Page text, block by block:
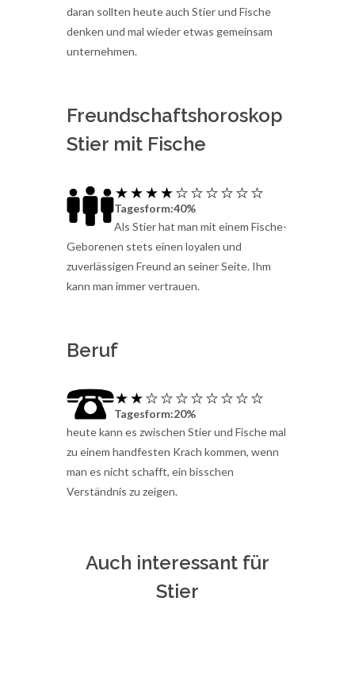
daran sollten heute auch Stier und Fische
denken und mal wieder etwas gemeinsam
unternehmen.
Freundschaftshoroskop
Stier mit Fische
Tagesform:40%
Als Stier hat man mit einem Fische-
Geborenen stets einen loyalen und
zuverlässigen Freund an seiner Seite. Ihm
kann man immer vertrauen.
Beruf
Tagesform:20%
heute kann es zwischen Stier und Fische mal
zu einem handfesten Krach kommen, wenn
man es nicht schafft, ein bisschen
Verständnis zu zeigen.
Auch interessant für
Stier